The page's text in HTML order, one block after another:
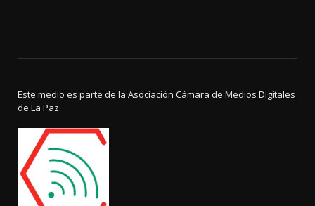
Este medio es parte de la Asociación Cámara de Medios Digitales
de La Paz.